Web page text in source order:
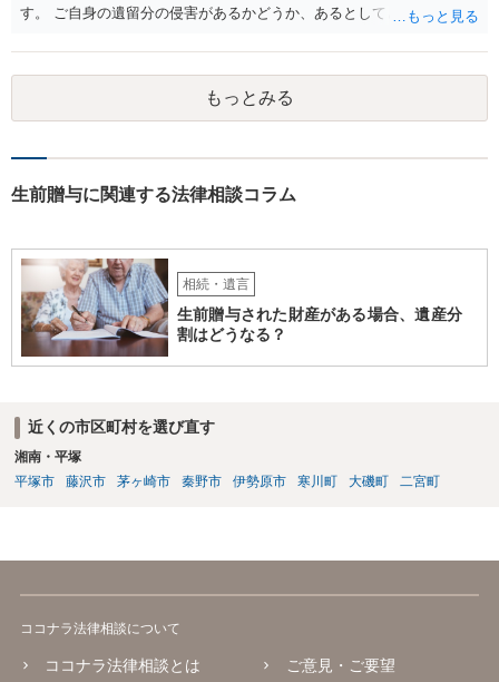
す。 ご自身の遺留分の侵害があるかどうか、あるとしてどの程度の金
相談されるのが良いと思います。
もっとみる
生前贈与に関連する法律相談コラム
相続・遺言
生前贈与された財産がある場合、遺産分
割はどうなる？
近くの市区町村を選び直す
湘南・平塚
平塚市
藤沢市 茅ヶ崎市 秦野市 伊勢原市 寒川町 大磯町 二宮町
ココナラ法律相談について
ココナラ法律相談とは ご意見・ご要望